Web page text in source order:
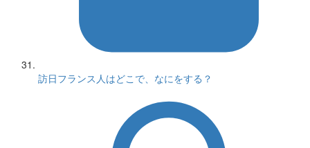
訪日フランス人はどこで、なにをする？